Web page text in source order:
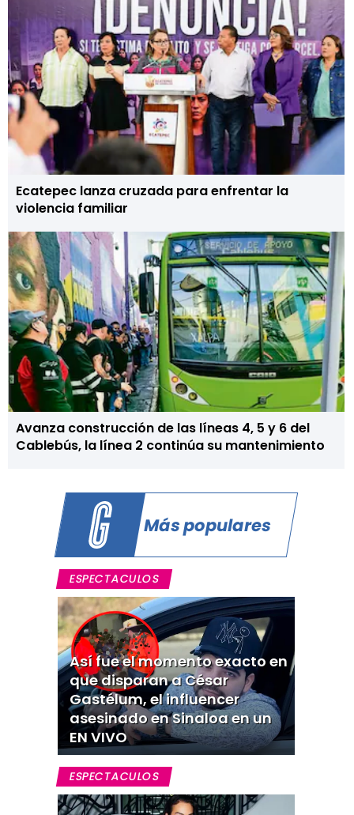
Ecatepec lanza cruzada para enfrentar la
violencia familiar
Avanza construcción de las líneas 4, 5 y 6 del
Cablebús, la línea 2 continúa su mantenimiento
Más populares
ESPECTACULOS
Así fue el momento exacto en
que disparan a César
Gastélum, el influencer
asesinado en Sinaloa en un
EN VIVO
ESPECTACULOS